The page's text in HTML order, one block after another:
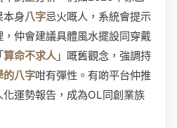
本身八字忌火嘅人，系統會提示
仲會建議具體風水擺設同穿戴
算命不求人」嘅舊觀念，強調持
的八字咁有彈性。有啲平台仲推
運勢報告，成為OL同創業族